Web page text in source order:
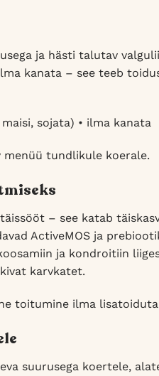
ja hästi talutav
kanata – see teeb
sojata) • ilma kanata
menüü tundlikule koerale.
– see katab
ActiveMOS ja
ja kondroitiin
karvkatet.
toitumine ilma
suurusega koertele,